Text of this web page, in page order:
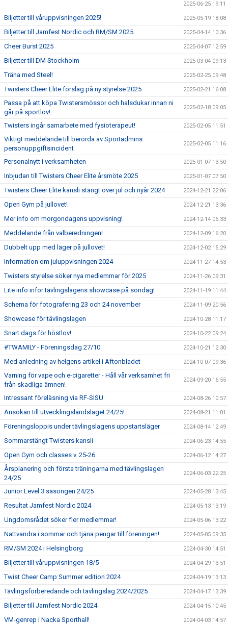
2025-06-25 19:11
Biljetter till våruppvisningen 2025! 2025-05-19 18:08
Biljetter till Jamfest Nordic och RM/SM 2025 2025-04-14 10:36
Cheer Burst 2025 2025-04-07 12:59
Biljetter till DM Stockholm 2025-03-04 09:13
Träna med Steel! 2025-02-25 09:48
Twisters Cheer Elite förslag på ny styrelse 2025 2025-02-21 16:08
Passa på att köpa Twistersmössor och halsdukar innan ni
går på sportlov!
2025-02-18 09:05
Twisters ingår samarbete med fysioterapeut! 2025-02-05 11:51
Viktigt meddelande till berörda av Sportadmins
personuppgiftsincident
2025-02-05 11:16
Personalnytt i verksamheten 2025-01-07 13:50
Inbjudan till Twisters Cheer Elite årsmöte 2025 2025-01-07 07:50
Twisters Cheer Elite kansli stängt över jul och nyår 2024 2024-12-21 22:06
Open Gym på jullovet! 2024-12-21 13:36
Mer info om morgondagens uppvisning! 2024-12-14 06:33
Meddelande från valberedningen! 2024-12-09 16:20
Dubbelt upp med läger på jullovet! 2024-12-02 15:29
Information om juluppvisningen 2024 2024-11-27 14:53
Twisters styrelse söker nya medlemmar för 2025 2024-11-26 09:31
Lite info inför tävlingslagens showcase på söndag! 2024-11-19 11:44
Schema för fotografering 23 och 24 november 2024-11-09 20:56
Showcase för tävlingslagen 2024-10-28 11:17
Snart dags för höstlov! 2024-10-22 09:24
#TWAMILY - Föreningsdag 27/10 2024-10-21 12:30
Med anledning av helgens artikel i Aftonbladet 2024-10-07 09:36
Varning för vape och e-cigaretter - Håll vår verksamhet fri
från skadliga ämnen!
2024-09-20 16:55
Intressant föreläsning via RF-SISU 2024-08-26 10:57
Ansökan till utvecklingslandslaget 24/25! 2024-08-21 11:01
Föreningsloppis under tävlingslagens uppstartsläger 2024-08-14 12:49
Sommarstängt Twisters kansli 2024-06-23 14:55
Open Gym och classes v. 25-26 2024-06-12 14:27
Årsplanering och första träningarna med tävlingslagen
24/25
2024-06-03 22:25
Junior Level 3 säsongen 24/25 2024-05-28 13:45
Resultat Jamfest Nordic 2024 2024-05-13 13:19
Ungdomsrådet söker fler medlemmar! 2024-05-06 13:22
Nattvandra i sommar och tjäna pengar till föreningen! 2024-05-05 09:35
RM/SM 2024 i Helsingborg 2024-04-30 14:51
Biljetter till våruppvisningen 18/5 2024-04-29 13:51
Twist Cheer Camp Summer edition 2024 2024-04-19 13:13
Tävlingsförberedande och tävlingslag 2024/2025 2024-04-17 13:39
Biljetter till Jamfest Nordic 2024 2024-04-15 10:45
VM-genrep i Nacka Sporthall! 2024-04-03 14:57